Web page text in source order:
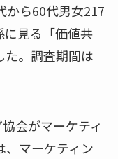
から60代男女217
に見る「価値共
た。調査期間は
会がマーケティ
、マーケティン